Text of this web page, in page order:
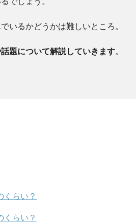
いるかどうかは難しいところ。
題について解説していきます。
くらい？
くらい？